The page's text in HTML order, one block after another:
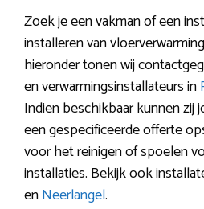
Zoek je een vakman of een
installeren van
hieronder tonen wij
en verwarmingsinstallateurs in
Indien beschikbaar kunnen zij
een gespecificeerde offerte
voor het reinigen of spoelen
installaties. Bekijk ook
enNeerlangel.